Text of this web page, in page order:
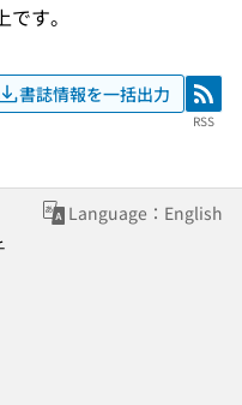
す。
書誌情報を一括出力 RSS
RSS
Language：English